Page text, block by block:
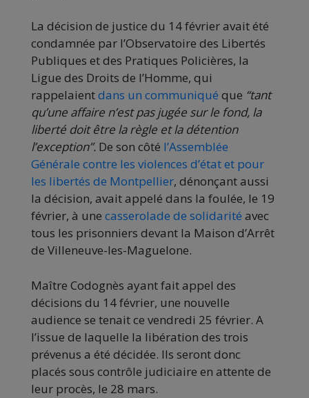
La décision de justice du 14 février avait été
condamnée par l’Observatoire des Libertés
Publiques et des Pratiques Policières, la
Ligue des Droits de l’Homme, qui
rappelaientdans un communiqué que “tant
qu’une affaire n’est pas jugée sur le fond, la
liberté doit être la règle et la détention
l’exception”. De son côté l’Assemblée
Générale contre les violences d’état et pour
les libertés de Montpellier, dénonçant aussi
la décision, avait appelé dans la foulée, le 19
février, à une casserolade de solidarité avec
tous les prisonniers devant la Maison d’Arrêt
de Villeneuve-les-Maguelone.
Maître Codognès ayant fait appel des
décisions du 14 février, une nouvelle
audience se tenait ce vendredi 25 février. A
l’issue de laquelle la libération des trois
prévenus a été décidée. Ils seront donc
placés sous contrôle judiciaire en attente de
leur procès, le 28 mars.